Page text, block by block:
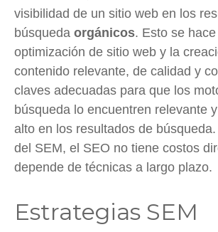
visibilidad de un sitio web en los
búsqueda orgánicos. Esto se
optimización de sitio web y la
contenido relevante, de calidad y
claves adecuadas para que los
búsqueda lo encuentren relevante
alto en los resultados de
del SEM, el SEO no tiene costos
depende de técnicas a largo plazo.
Estrategias SEM